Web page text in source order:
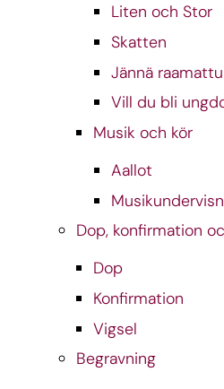
Liten och Stor
Skatten
Jännä
Vill du bli
Musik och kör
Aallot
Dop, konfirmation
Dop
Konfirmation
Vigsel
Begravning